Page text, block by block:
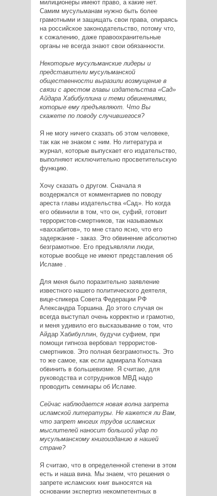
милиционеры имеют право, а какие нет.
Самим мусульманам нужно быть более
грамотными и защищать свои права, опираясь
на российское законодательство, потому что,
к сожалению, даже правоохранительные
органы не всегда знают свои обязанности.
Некоторые мусульманские лидеры и
представители мусульманской
общественности выразили возмущение в
связи с арестом главы издательства «Сад»
Айдара Хабибуллина и теми обвинениями,
которые ему предъявляют. Что Вы
скажете по поводу случившегося?
Я не могу ничего сказать об этом человеке,
так как не знаком с ним. Но литература и
журнал, которые выпускает его издательство,
выполняют исключительно просветительскую
функцию.
Хочу сказать о другом. Сначала я
воздержался от комментариев по поводу
ареста главы издательства «Сад». Но когда
его обвинили в том, что он, суфий, готовит
террористов-смертников, так называемых
«ваххабитов», то мне стало ясно, что его
задержание - заказ. Это обвинение абсолютно
безграмотное. Его предъявляли люди,
которые вообще не имеют представления об
Исламе .
Для меня было поразительно заявление
известного нашего политического деятеля,
вице-спикера Совета Федерации РФ
Александра Торшина. До этого случая он
всегда выступал очень корректно и грамотно,
и меня удивило его высказывание о том, что
Айдар Хабибуллин, будучи суфием, при
помощи гипноза вербовал террористов-
смертников. Это полная безграмотность. Это
то же самое, как если адмирала Колчака
обвинить в большевизме. Я считаю, для
руководства и сотрудников МВД надо
проводить семинары об Исламе.
Сейчас наблюдается новая волна запрета
исламской литературы. Не кажется ли Вам,
что запрет многих трудов исламских
мыслителей наносит большой удар по
мусульманскому книгоизданию в нашей
стране?
Я считаю, что в определенной степени в этом
есть и наша вина. Мы знаем, что решения о
запрете исламских книг выносятся на
основании экспертиз некомпетентных в